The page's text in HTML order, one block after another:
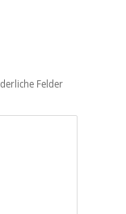
Felder